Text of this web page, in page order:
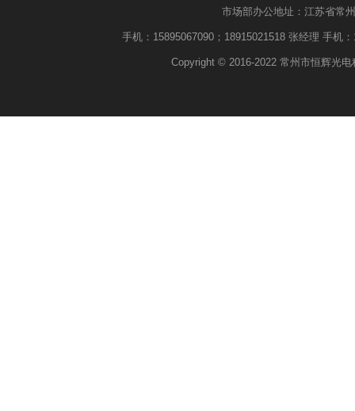
市场部办公地址：江苏省常
手机：15895067090；18915021518 张经理 手机
Copyright © 2016-2022 常州市恒辉光